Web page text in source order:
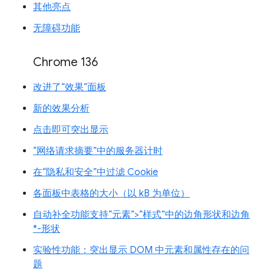
其他亮点
无障碍功能
Chrome 136
改进了“效果”面板
新的效果分析
点击即可突出显示
“网络请求摘要”中的服务器计时
在“隐私和安全”中过滤 Cookie
各面板中表格的大小（以 kB 为单位）
自动补全功能支持“元素”>“样式”中的边角形状和边角
*-形状
实验性功能：突出显示 DOM 中元素和属性存在的问
题